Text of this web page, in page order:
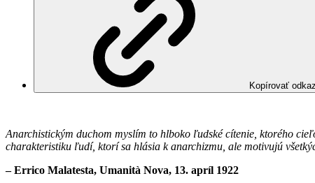
Kopírovať odkaz
Anarchistickým duchom myslím to hlboko ľudské cítenie, ktorého
charakteristiku ľudí, ktorí sa hlásia k anarchizmu, ale motivujú
– Errico Malatesta, Umanità Nova, 13. apríl 1922